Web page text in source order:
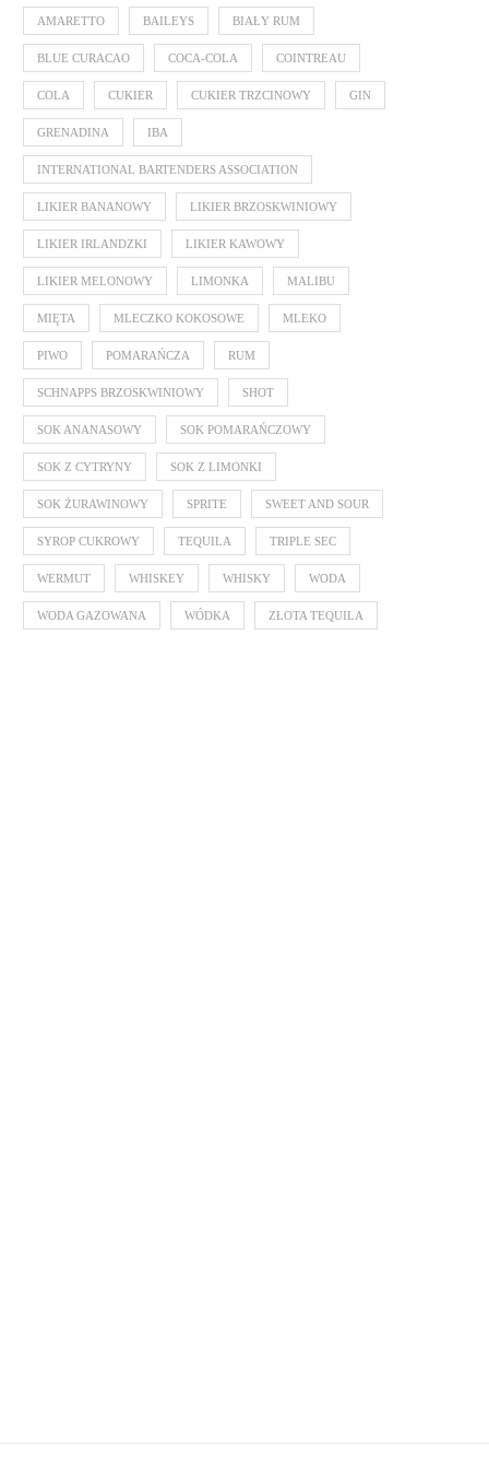
AMARETTO BAILEYS BIAŁY RUM
BLUE CURACAO COCA-COLA COINTREAU
COLA CUKIER CUKIER TRZCINOWY GIN
GRENADINA IBA
INTERNATIONAL BARTENDERS ASSOCIATION
LIKIER BANANOWY LIKIER BRZOSKWINIOWY
LIKIER IRLANDZKI LIKIER KAWOWY
LIKIER MELONOWY LIMONKA MALIBU
MIĘTA MLECZKO KOKOSOWE MLEKO
PIWO POMARAŃCZA RUM
SCHNAPPS BRZOSKWINIOWY SHOT
SOK ANANASOWY SOK POMARAŃCZOWY
SOK Z CYTRYNY SOK Z LIMONKI
SOK ŻURAWINOWY SPRITE SWEET AND SOUR
SYROP CUKROWY TEQUILA TRIPLE SEC
WERMUT WHISKEY WHISKY WODA
WODA GAZOWANA WÓDKA ZŁOTA TEQUILA